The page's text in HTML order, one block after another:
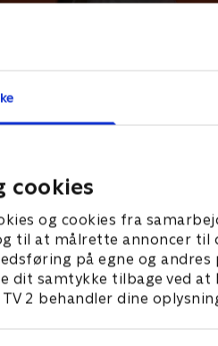
cookies
og cookies fra
til at målrette annoncer til
på egne og
dit samtykke tilbage ved at
2 behandler dine
vaskepulver og en forvreden
Det er en travl dag på